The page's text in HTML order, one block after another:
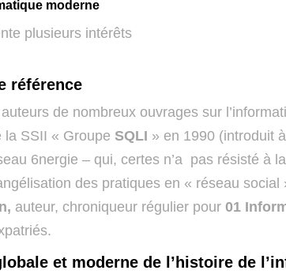
moderne
plusieurs intérêts
référence
auteurs de nombreux ouvrages sur
la SSII « Groupe SQLI » en 1990 (introduit
6nergie – qui, certes n’a pas résisté à
des pratiques en « réseau social
auteur, chroniqueur régulier pour 01
et moderne de l’histoire de